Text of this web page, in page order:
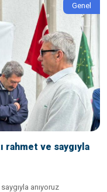
Genel
rahmet ve saygıyla
anıyoruz